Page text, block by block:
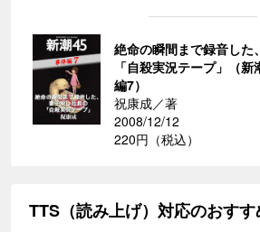
絶命の瞬間まで録音した
「自殺実況テープ」（
編7）
祝康成／著
2008/12/12
220円（税込）
TTS（読み上げ）対応のおす